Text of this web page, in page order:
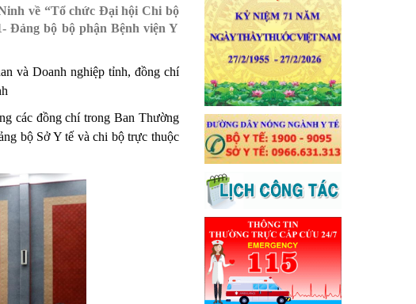
về “Tổ chức Đại hội Chi bộ
Đảng bộ bộ phận Bệnh viện Y
và Doanh nghiệp tỉnh, đồng chí
các đồng chí trong Ban Thường
bộ Sở Y tế và chi bộ trực thuộc